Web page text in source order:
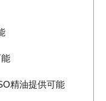
精油提供可能